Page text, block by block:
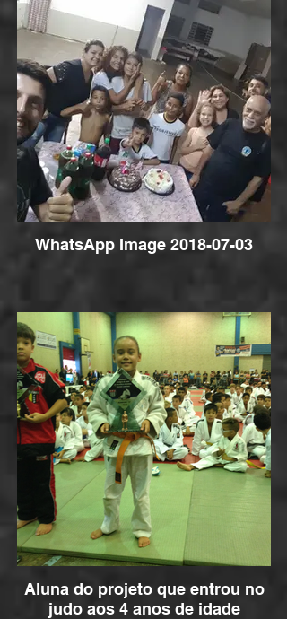
WhatsApp Image 2018-07-03
Aluna do projeto que entrou no
judo aos 4 anos de idade